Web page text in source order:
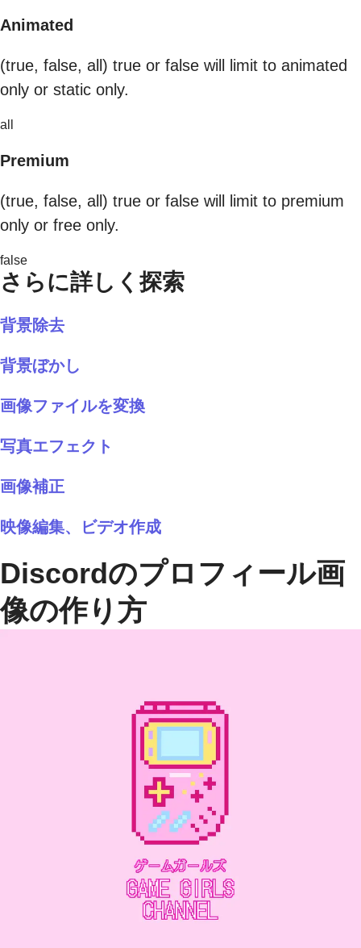
Animated
(true, false, all) true or false will limit to animated
only or static only.
all
Premium
(true, false, all) true or false will limit to premium
only or free only.
false
さらに詳しく探索
背景除去
背景ぼかし
画像ファイルを変換
写真エフェクト
画像補正
映像編集、ビデオ作成
Discordのプロフィール画
像の作り方